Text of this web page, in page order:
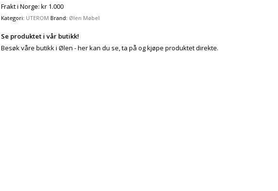
Frakt i Norge: kr 1.000
Kategori: UTEROM Brand: Ølen Møbel
Se produktet i vår butikk!
Besøk våre butikk i Ølen - her kan du se, ta på og kjøpe produktet direkte.